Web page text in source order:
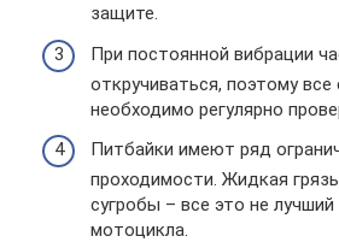
защите.
При постоянной вибрации
откручиваться, поэтому все
необходимо регулярно
Питбайки имеют ряд
проходимости. Жидкая
сугробы – все это не
мотоцикла.